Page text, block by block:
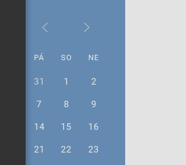
PÁ SO NE
31 1
2
7 8
9
14 15
16
21 22
23